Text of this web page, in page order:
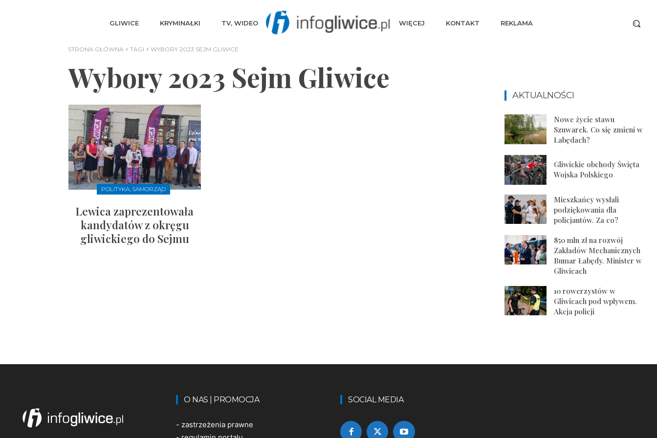
GLIWICE KRYMINAŁKI TV, WIDEO WIĘCEJ KONTAKT REKLAMA
STRONA GŁÓWNA TAGI WYBORY 2023 SEJM GLIWICE
Wybory 2023 Sejm Gliwice
POLITYKA, SAMORZĄD
Lewica zaprezentowała
kandydatów z okręgu
gliwickiego do Sejmu
AKTUALNOŚCI
Nowe życie stawu
Szuwarek. Co się zmieni w
Łabędach?
Gliwickie obchody Święta
Wojska Polskiego
Mieszkańcy wysłali
podziękowania dla
policjantów. Za co?
850 mln zł na rozwój
Zakładów Mechanicznych
Bumar Łabędy. Minister w
Gliwicach
10 rowerzystów w
Gliwicach pod wpływem.
Akcja policji
O NAS | PROMOCJA
- zastrzeżenia prawne
SOCIAL MEDIA